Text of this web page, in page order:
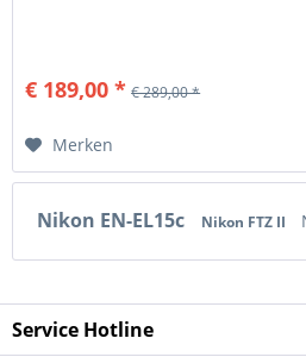
€ 189,00 * € 289,00 *
Merken
Nikon EN-EL15c Nikon FTZ II
Service Hotline